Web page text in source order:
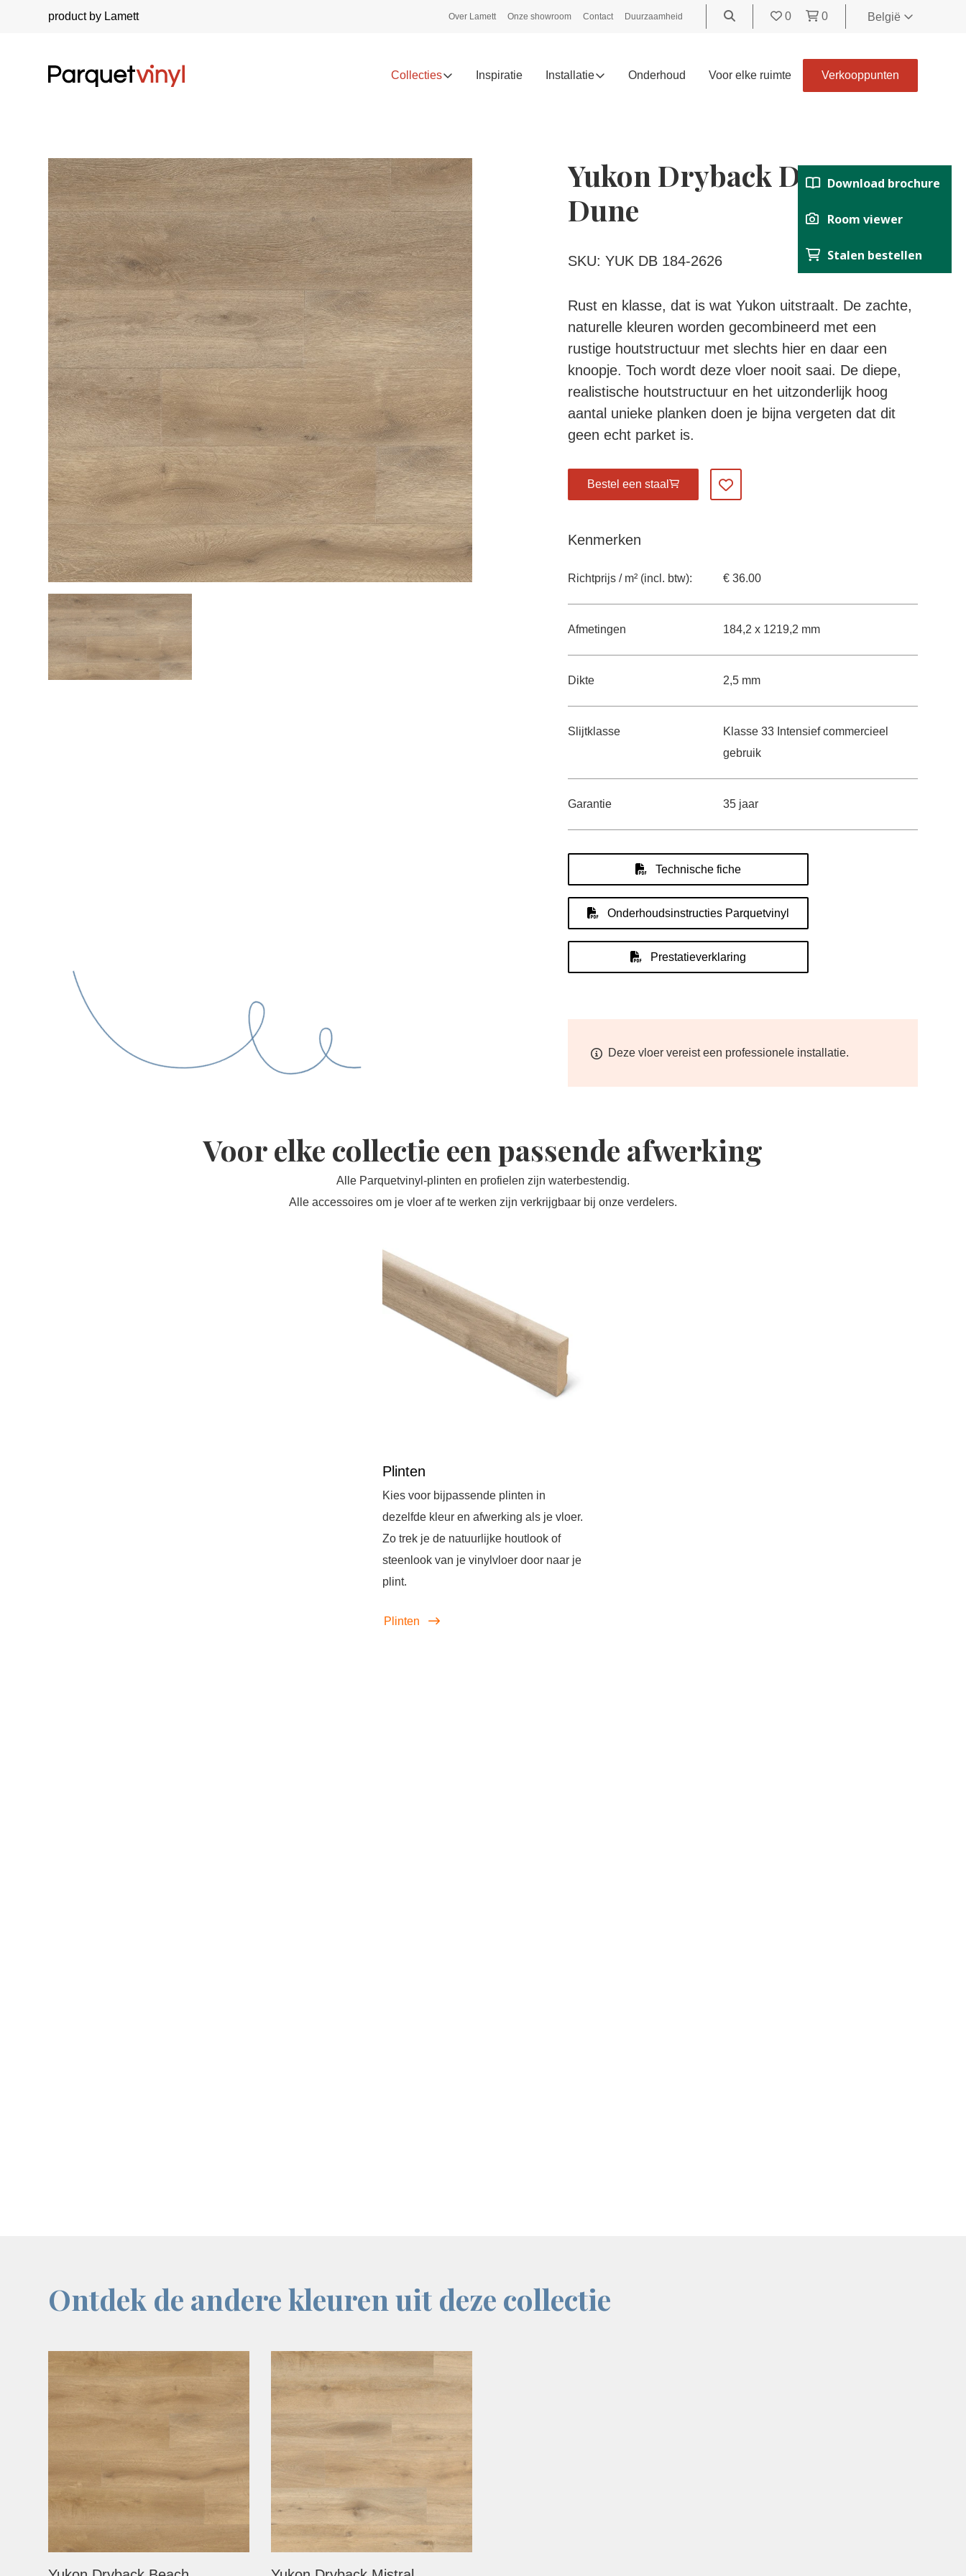
product by Lamett Over Lamett Onze showroom Contact Duurzaamheid 0 0
België
United
Kingdom
Nederland
Français
Italiano
Svenska
Suomi
Collecties Inspiratie Installatie Onderhoud Voor elke ruimte Verkooppunten
Yukon Dryback Desert
Dune
SKU: YUK DB 184-2626
Rust en klasse, dat is wat Yukon uitstraalt. De zachte,
naturelle kleuren worden gecombineerd met een
rustige houtstructuur met slechts hier en daar een
knoopje. Toch wordt deze vloer nooit saai. De diepe,
realistische houtstructuur en het uitzonderlijk hoog
aantal unieke planken doen je bijna vergeten dat dit
geen echt parket is.
Bestel een staal Voeg toe aan favorieten
Kenmerken
Richtprijs / m² (incl. btw): € 36.00
Afmetingen 184,2 x 1219,2 mm
Dikte 2,5 mm
Slijtklasse
Klasse 33 Intensief commercieel
gebruik
Garantie 35 jaar
Technische fiche
Onderhoudsinstructies Parquetvinyl
Prestatieverklaring
Deze vloer vereist een professionele installatie.
Voor elke collectie een passende afwerking
Alle Parquetvinyl-plinten en profielen zijn waterbestendig.
Alle accessoires om je vloer af te werken zijn verkrijgbaar bij onze verdelers.
Plinten
Kies voor bijpassende plinten in
dezelfde kleur en afwerking als je vloer.
Zo trek je de natuurlijke houtlook of
steenlook van je vinylvloer door naar je
plint.
Plinten
Ontdek de andere kleuren uit deze collectie
Download brochure
Room viewer
Stalen bestellen